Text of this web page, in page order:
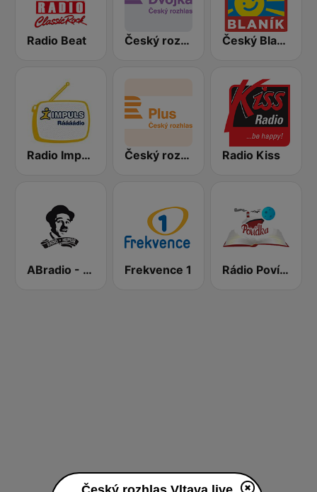
Radio Beat Český rozhlas Dvojka Český Blaník
Radio Impuls Český rozhlas Plus Radio Kiss
ABradio - Humor Frekvence 1 Rádio Povídka